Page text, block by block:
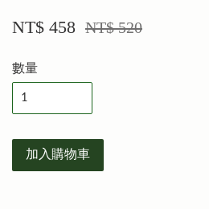
NT$ 458 NT$ 520
數量
加入購物車